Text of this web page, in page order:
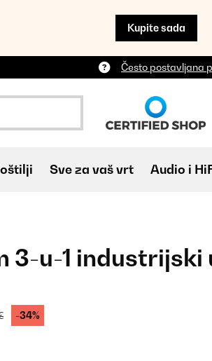
Kupite sada
Često postavljana
Sve za vaš vrt Audio i
3-u-1 industrijski
-34%